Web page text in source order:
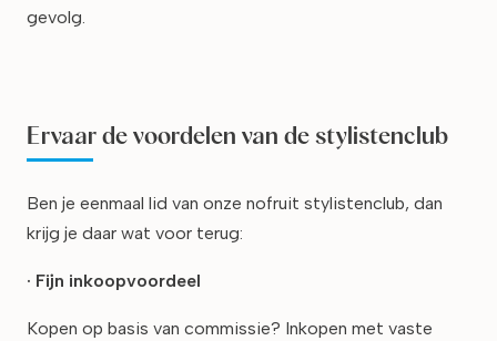
gevolg.
Ervaar de voordelen van de stylistenclub
Ben je eenmaal lid van onze nofruit stylistenclub, dan
krijg je daar wat voor terug:
· Fijn inkoopvoordeel
Kopen op basis van commissie? Inkopen met vaste